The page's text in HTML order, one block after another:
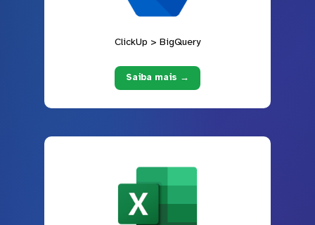
ClickUp > BigQuery
Saiba mais →